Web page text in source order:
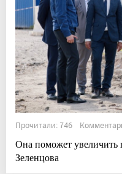
Прочитали: 746
Она поможет увеличить
Зеленцова